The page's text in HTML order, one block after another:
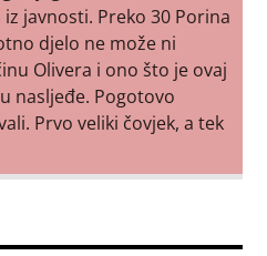
javnosti. Preko 30 Porina
djelo ne može ni
Olivera i ono što je ovaj
nasljeđe. Pogotovo
Prvo veliki čovjek, a tek